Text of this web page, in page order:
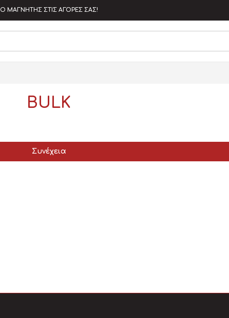
Ο ΜΑΓΝΗΤΗΣ ΣΤΙΣ ΑΓΟΡΕΣ ΣΑΣ!
BULK
Συνέχεια